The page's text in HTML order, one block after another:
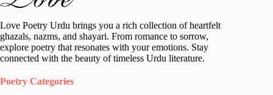
Love Poetry Urdu brings you a rich collection of heartfelt
ghazals, nazms, and shayari. From romance to sorrow,
explore poetry that resonates with your emotions. Stay
connected with the beauty of timeless Urdu literature.
Poetry Categories